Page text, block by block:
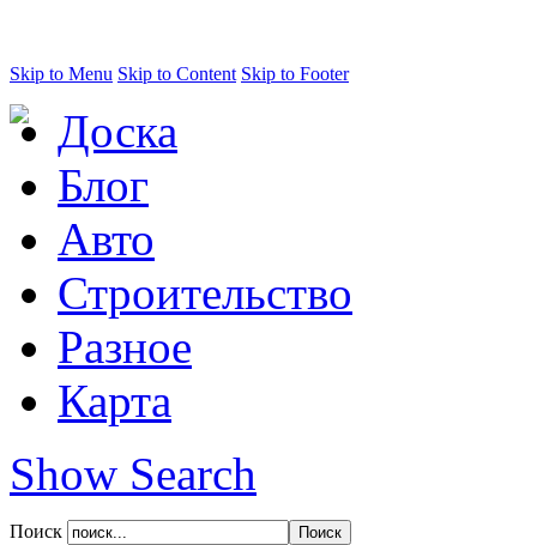
Skip to Menu Skip to Content Skip to Footer
Доска
Блог
Авто
Строительство
Разное
Карта
Show Search
Поиск